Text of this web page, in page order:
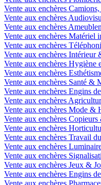
Vente aux enchères
Vente aux enchères
Vente aux enchères
Vente aux enchères Matériel
Vente aux enchères
Vente aux enchères Intérieur
Vente aux enchères Hygiène
Vente aux enchères
Vente aux enchères Santé &
Vente aux enchères Engins
Vente aux enchères
Vente aux enchères Mode &
Vente aux enchères
Vente aux enchères
Vente aux enchères Travail
Vente aux enchères
Vente aux enchères
Vente aux enchères Jeux &
Vente aux enchères Engins
Vente aux enchères